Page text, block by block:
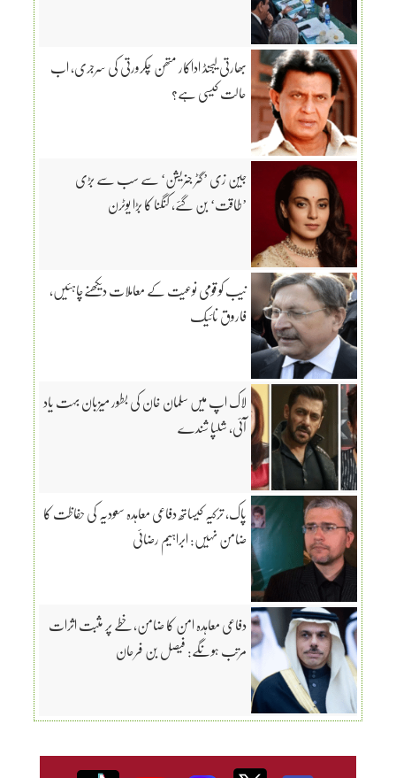
بھارتی لیجنڈ اداکار متھن چکرورتی کی سرجری، اب
حالت کیسی ہے؟
جین زی ’گٹر جنریشن‘ سے سب سے بڑی
’طاقت‘ بن گئے، کنگنا کا بڑا یوٹرن
نیب کو قومی نوعیت کے معاملات دیکھنےچاہئیں،
فاروق نائیک
لاک اپ میں سلمان خان کی بطور میزبان بہت یاد
آئی، شلپا شندے
پاک، ترکیہ کیساتھ دفاعی معاہدہ سعودیہ کی حفاظت کا
ضامن نہیں: ابراہیم رضائی
دفاعی معاہدہ امن کا ضامن، خطے پر مثبت اثرات
مرتب ہونگے: فیصل بن فرحان